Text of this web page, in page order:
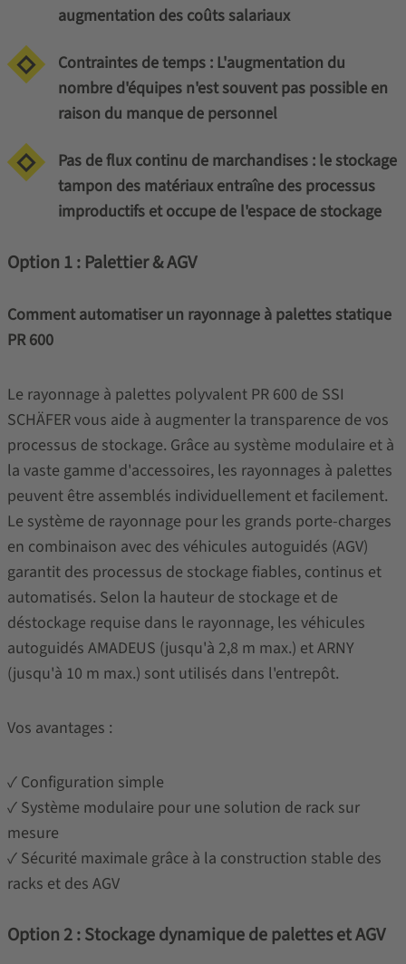
augmentation des coûts salariaux
Contraintes de temps : L'augmentation du
nombre d'équipes n'est souvent pas possible en
raison du manque de personnel
Pas de flux continu de marchandises : le stockage
tampon des matériaux entraîne des processus
improductifs et occupe de l'espace de stockage
Option 1 : Palettier & AGV
Comment automatiser un rayonnage à palettes statique
PR 600
Le rayonnage à palettes polyvalent PR 600 de SSI
SCHÄFER vous aide à augmenter la transparence de vos
processus de stockage. Grâce au système modulaire et à
la vaste gamme d'accessoires, les rayonnages à palettes
peuvent être assemblés individuellement et facilement.
Le système de rayonnage pour les grands porte-charges
en combinaison avec des véhicules autoguidés (AGV)
garantit des processus de stockage fiables, continus et
automatisés. Selon la hauteur de stockage et de
déstockage requise dans le rayonnage, les véhicules
autoguidés AMADEUS (jusqu'à 2,8 m max.) et ARNY
(jusqu'à 10 m max.) sont utilisés dans l'entrepôt.
Vos avantages :
✓ Configuration simple
✓ Système modulaire pour une solution de rack sur
mesure
✓ Sécurité maximale grâce à la construction stable des
racks et des AGV
Option 2 : Stockage dynamique de palettes et AGV